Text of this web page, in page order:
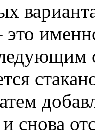
снова